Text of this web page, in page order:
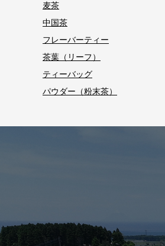
麦茶
中国茶
フレーバーティー
茶葉（リーフ）
ティーバッグ
パウダー（粉末茶）